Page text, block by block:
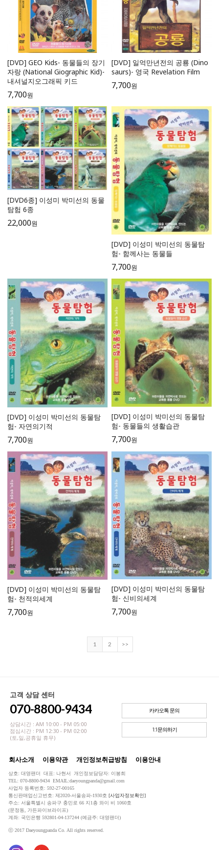
[DVD] GEO Kids- 동물들의 장기
자랑 (National Giographic Kid)-
내셔널지오그래픽 키드
7,700원
[DVD] 일억만년전의 공룡 (Dino
saurs)- 영국 Revelation Film
7,700원
[DVD6종] 이성미 박미선의 동물
탐험 6종
22,000원
[DVD] 이성미 박미선의 동물탐
험- 함께사는 동물들
7,700원
[DVD] 이성미 박미선의 동물탐
험- 자연의기적
7,700원
[DVD] 이성미 박미선의 동물탐
험- 동물들의 생활습관
7,700원
[DVD] 이성미 박미선의 동물탐
험- 천적의세계
7,700원
[DVD] 이성미 박미선의 동물탐
험- 신비의세계
7,700원
1 2 >>
고객 상담 센터
070-8800-9434
상담시간 : AM 10:00 - PM 05:00
점심시간 : PM 12:30 - PM 02:00
(토,일,공휴일 휴무)
카카오톡 문의
1:1문의하기
회사소개 이용약관 개인정보취급방침 이용안내
상호: 대영팬더 대표: 나현서 개인정보담당자: 이봉희
TEL: 070-8800-9434 EMAIL:daeyoungpanda@gmail.com
사업자 등록번호: 592-27-00165
통신판매업신고번호: 제2020-서울송파-1930호 [사업자정보확인]
주소: 서울특별시 송파구 충민로 66 지1층 와이 비 1060호
(문정동, 가든파이브라이프)
계좌: 국민은행 592801-04-137244 (예금주: 대영팬더)
ⓒ 2017 Daeyoungpanda Co. All rights reserved.